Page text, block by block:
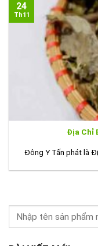
Địa Chỉ
Đông Y Tấn phát là
24
Th11